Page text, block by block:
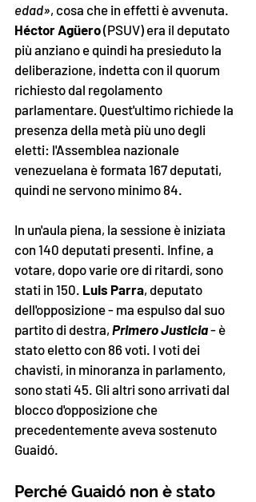
edad», cosa che in effetti è avvenuta.
Héctor Agüero (PSUV) era il deputato
più anziano e quindi ha presieduto la
deliberazione, indetta con il quorum
richiesto dal regolamento
parlamentare Quest'ultimo richiede la
presenza della metà più uno degli
eletti: l'Assemblea nazionale
venezuelana è formata 167 deputati,
quindi ne servono minimo 84.
In un'aula piena, la sessione è iniziata
con 140 deputati presenti. Infine, a
votare, dopo varie ore di ritardi, sono
stati in 150. Luis Parra, deputato
dell'opposizione - ma espulso dal suo
partito di destra, Primero Justicia- è
stato eletto con 86 voti. I voti dei
chavisti, in minoranza in parlamento,
sono stati 45. Gli altri sono arrivati dal
blocco d'opposizione che
precedentemente aveva sostenuto
Guaidó.
Perché Guaidó non è stato